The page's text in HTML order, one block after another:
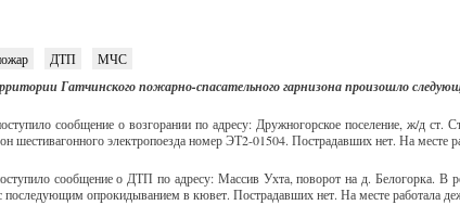
ДТП МЧС
Гатчинского пожарно-спасательного гарнизона произошло
сообщение о возгорании по адресу: Дружногорское поселение, ж/д ст.
шестивагонного электропоезда номер ЭТ2-01504. Пострадавших нет. На месте
сообщение о ДТП по адресу: Массив Ухта, поворот на д. Белогорка. В
последующим опрокидыванием в кювет. Пострадавших нет. На месте работала